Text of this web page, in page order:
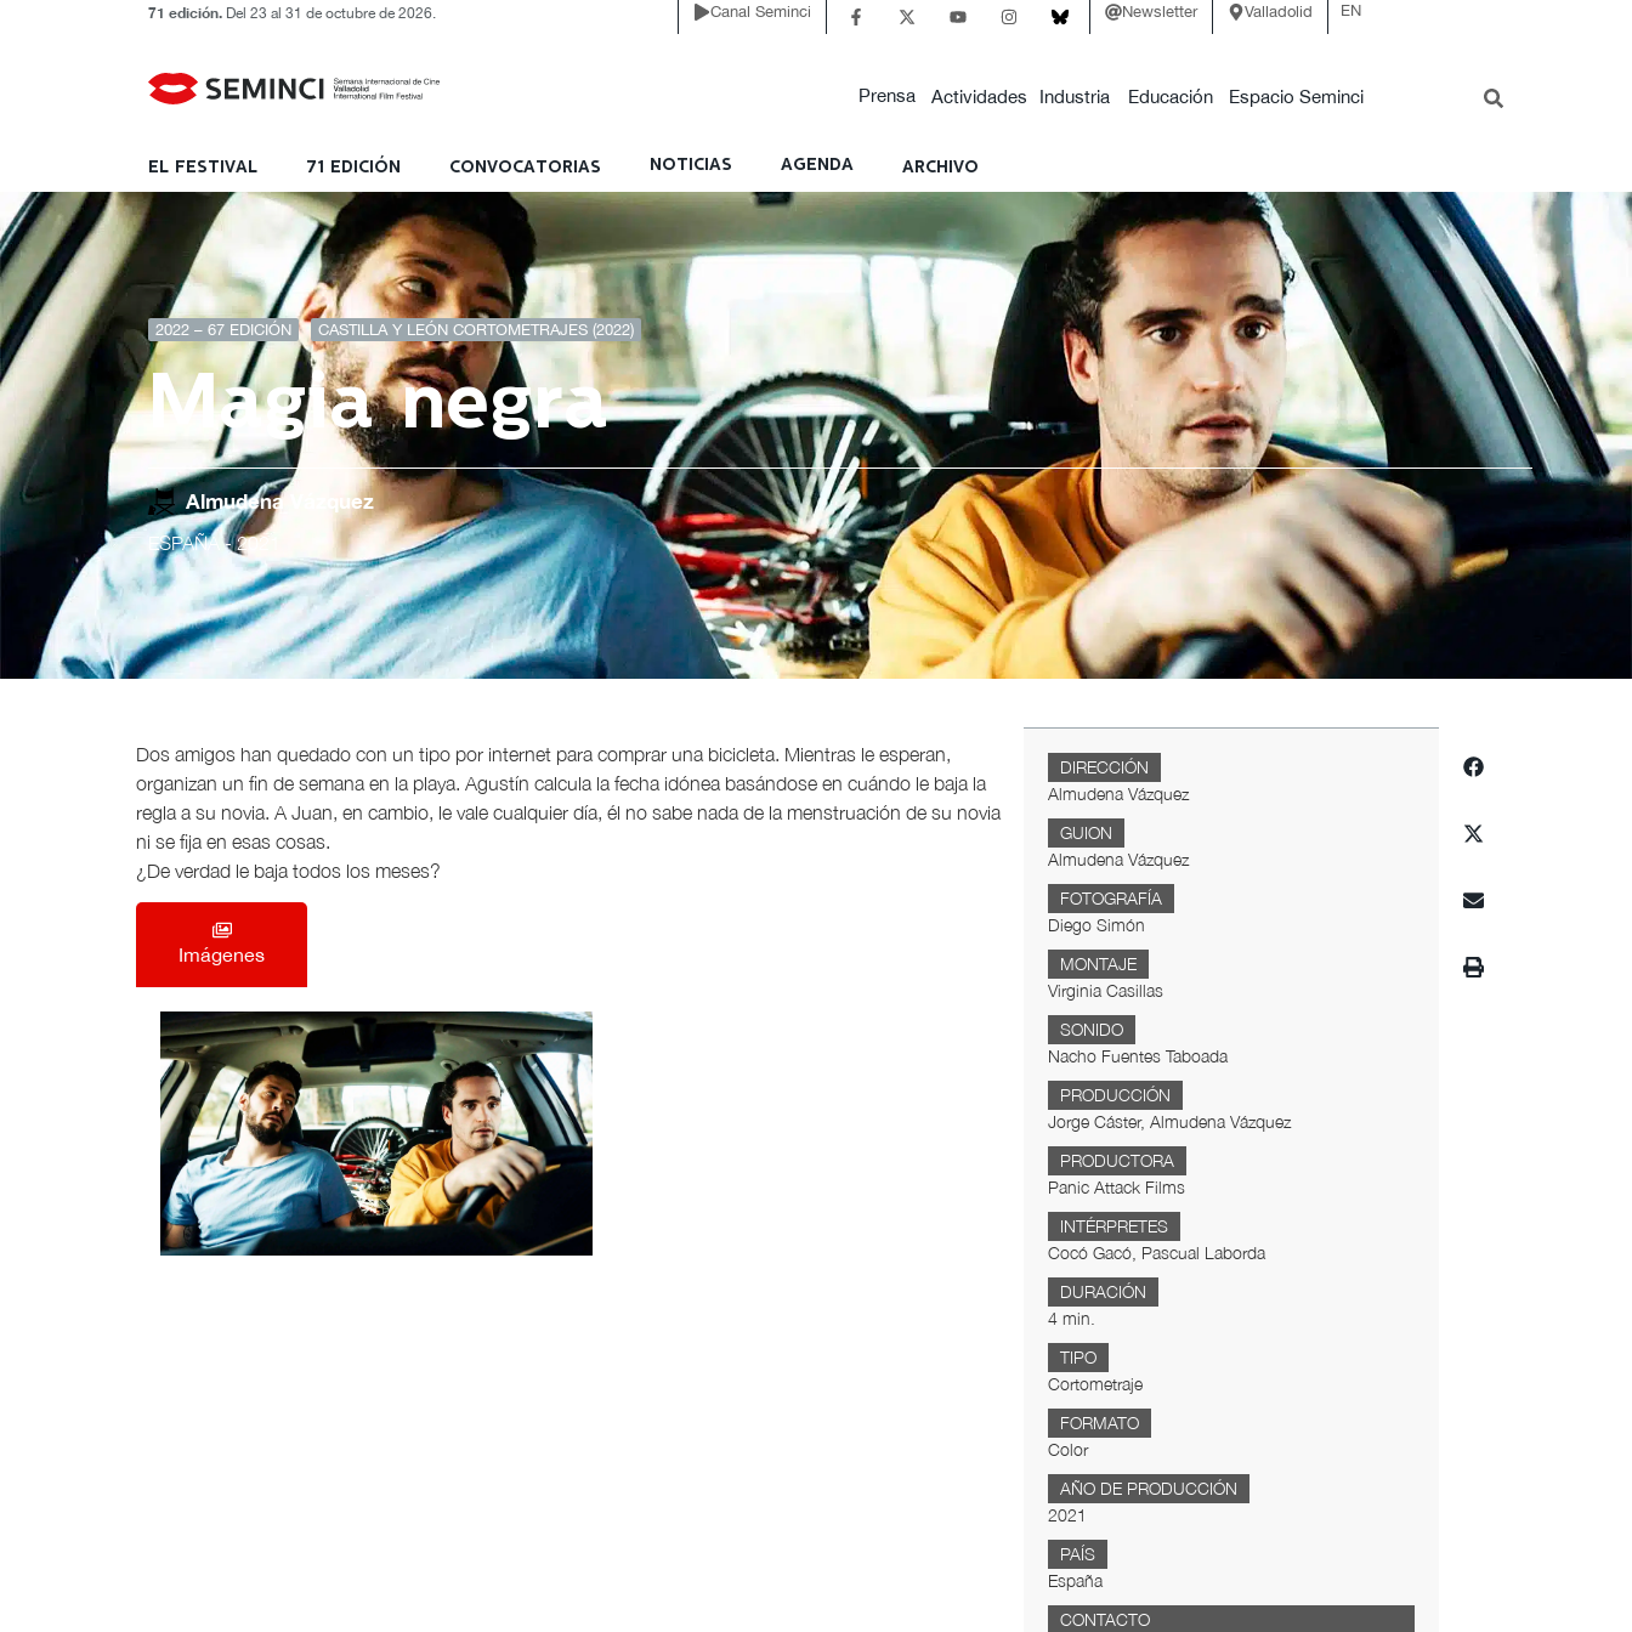
71 edición. Del 23 al 31 de octubre de 2026. Canal Seminci Newsletter Valladolid EN
Prensa Actividades Industria Educación Espacio Seminci
EL FESTIVAL 71 EDICIÓN CONVOCATORIAS NOTICIAS AGENDA ARCHIVO
2022 – 67 EDICIÓN CASTILLA Y LEÓN CORTOMETRAJES (2022)
Magia negra
Almudena Vázquez
ESPAÑA - 2021
Dos amigos han quedado con un tipo por internet para comprar una bicicleta. Mientras le esperan,
organizan un fin de semana en la playa. Agustín calcula la fecha idónea basándose en cuándo le baja la
regla a su novia. A Juan, en cambio, le vale cualquier día, él no sabe nada de la menstruación de su novia
ni se fija en esas cosas.
¿De verdad le baja todos los meses?
Imágenes
DIRECCIÓN
Almudena Vázquez
GUION
Almudena Vázquez
FOTOGRAFÍA
Diego Simón
MONTAJE
Virginia Casillas
SONIDO
Nacho Fuentes Taboada
PRODUCCIÓN
Jorge Cáster, Almudena Vázquez
PRODUCTORA
Panic Attack Films
INTÉRPRETES
Cocó Gacó, Pascual Laborda
DURACIÓN
4 min.
TIPO
Cortometraje
FORMATO
Color
AÑO DE PRODUCCIÓN
2021
PAÍS
España
CONTACTO